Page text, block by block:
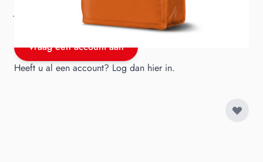
Je hebt een B2B account nodig om te kunnen bestellen.
Vraag een account aan of log in.
Vraag een account aan
Heeft u al een account? Log dan hier in.